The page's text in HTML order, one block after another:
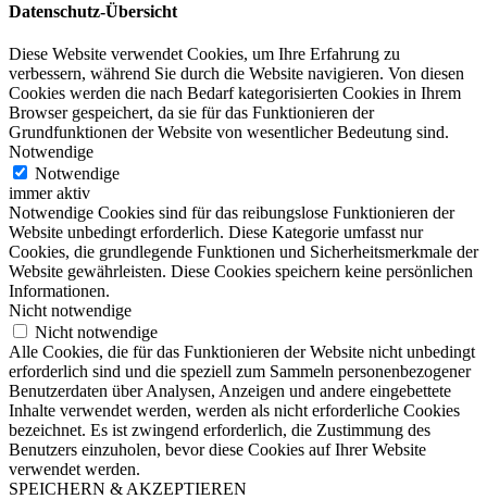
Datenschutz-Übersicht
Diese Website verwendet Cookies, um Ihre Erfahrung zu
verbessern, während Sie durch die Website navigieren. Von diesen
Cookies werden die nach Bedarf kategorisierten Cookies in Ihrem
Browser gespeichert, da sie für das Funktionieren der
Grundfunktionen der Website von wesentlicher Bedeutung sind.
Notwendige
Notwendige
immer aktiv
Notwendige Cookies sind für das reibungslose Funktionieren der
Website unbedingt erforderlich. Diese Kategorie umfasst nur
Cookies, die grundlegende Funktionen und Sicherheitsmerkmale der
Website gewährleisten. Diese Cookies speichern keine persönlichen
Informationen.
Nicht notwendige
Nicht notwendige
Alle Cookies, die für das Funktionieren der Website nicht unbedingt
erforderlich sind und die speziell zum Sammeln personenbezogener
Benutzerdaten über Analysen, Anzeigen und andere eingebettete
Inhalte verwendet werden, werden als nicht erforderliche Cookies
bezeichnet. Es ist zwingend erforderlich, die Zustimmung des
Benutzers einzuholen, bevor diese Cookies auf Ihrer Website
verwendet werden.
SPEICHERN & AKZEPTIEREN